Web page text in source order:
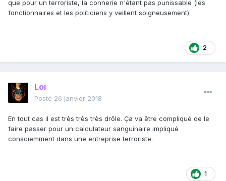
que pour un terroriste, la connerie n'étant pas punissable (les
fonctionnaires et les politiciens y veillent soigneusement).
2
Loi
Posté 26 janvier 2018
En tout cas il est très très très drôle. Ça va être compliqué de le
faire passer pour un calculateur sanguinaire impliqué
consciemment dans une entreprise terroriste.
1